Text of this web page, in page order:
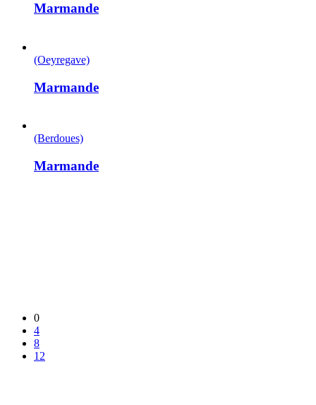
Marmande
(Oeyregave)
Marmande
(Berdoues)
Marmande
0
4
8
12